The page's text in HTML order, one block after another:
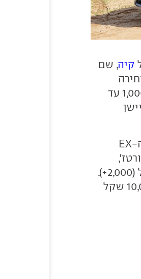
קיה, שם
2,000 שקל ומחירה
החדש יתחיל ב-97 אלף שקל. הסטוניק התייקר ב-1,000 עד
הסלטוס התייקר ב-1,000 עד 2,000 שקל בגרסאות ה-EX
בגרסת ה-2.0 אורבן הבסיסית שתעלה 175 אלף שקל (2,000+).
הסורנטו התייקר בגרסה ההיברידית בשיעור של 10,000 שקל